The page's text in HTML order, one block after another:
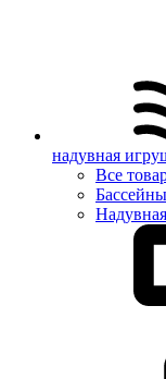
надувная
Все
Бассейны